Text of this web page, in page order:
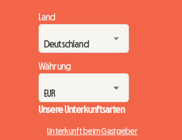
Land
Währung
Unsere Unterkunftsarten
Unterkunft beim Gastgeber